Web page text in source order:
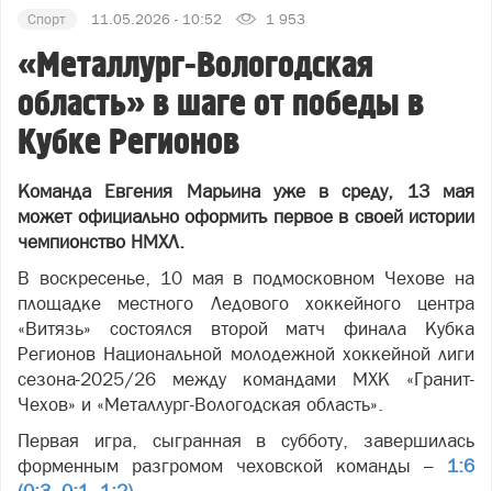
Спорт 11.05.2026 - 10:52 1 953
«Металлург-Вологодская
область» в шаге от победы в
Кубке Регионов
Команда Евгения Марьина уже в среду, 13 мая
может официально оформить первое в своей истории
чемпионство НМХЛ.
В воскресенье, 10 мая в подмосковном Чехове на
площадке местного Ледового хоккейного центра
«Витязь» состоялся второй матч финала Кубка
Регионов Национальной молодежной хоккейной лиги
сезона-2025/26 между командами МХК «Гранит-
Чехов» и «Металлург-Вологодская область».
Первая игра, сыгранная в субботу, завершилась
форменным разгромом чеховской команды – 1:6